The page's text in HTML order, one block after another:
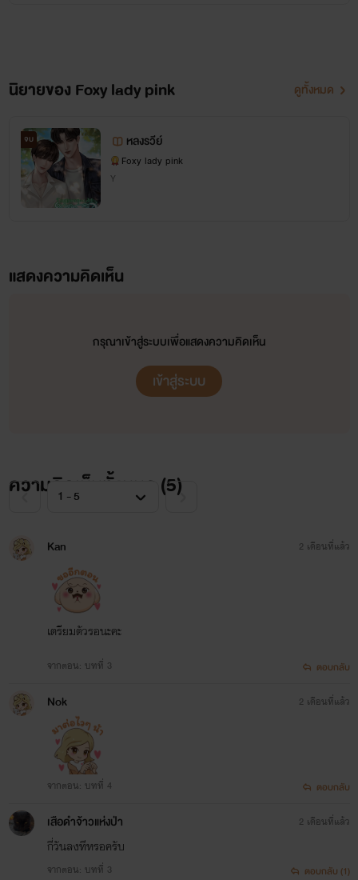
นิยายของ Foxy lady pink ดูทั้งหมด
จบ หลงรวีย์
Foxy lady pink
Y
แสดงความคิดเห็น
กรุณาเข้าสู่ระบบเพื่อแสดงความคิดเห็น
เข้าสู่ระบบ
ความคิดเห็นทั้งหมด (5)
Kan
เตรียมตัวรอนะคะ
จากตอน: บทที่ 3
2 เดือนที่แล้ว
ตอบกลับ
Nok
จากตอน: บทที่ 4
2 เดือนที่แล้ว
ตอบกลับ
เสือดำจ้าวแห่งป่า
กี่วันลงทีหรอครับ
จากตอน: บทที่ 3
2 เดือนที่แล้ว
ตอบกลับ (1)